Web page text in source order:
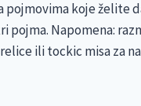
koje želite
Napomena:
ili tockic misa za